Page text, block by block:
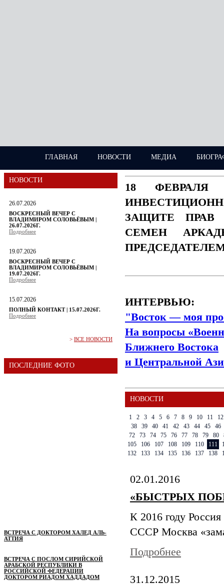
ГЛАВНАЯ НОВОСТИ МЕДИА
НОВОСТИ
26.07.2026
ВОСКРЕСНЫЙ ВЕЧЕР С
ВЛАДИМИРОМ СОЛОВЬЁВЫМ |
26.07.2026Г.
Подробнее
19.07.2026
ВОСКРЕСНЫЙ ВЕЧЕР С
ВЛАДИМИРОМ СОЛОВЬЁВЫМ |
19.07.2026Г.
Подробнее
15.07.2026
ПОЛНЫЙ КОНТАКТ | 15.07.2026Г.
Подробнее
> ВСЕ НОВОСТИ
ПОСЛЕДНИЕ ФОТО
ВСТРЕЧА С ДОКТОРОМ ХАЛЕД АЛЬ-
АТТИЯ
ВСТРЕЧА С ПОСЛОМ СИРИЙСКОЙ
АРАБСКОЙ РЕСПУБЛИКИ В
РОССИЙСКОЙ ФЕДЕРАЦИИ
ДОКТОРОМ РИАДОМ ХАДДАДОМ
18 ФЕВРАЛЯ
ЗАЩИТЕ ПРАВ
СЕМЕН
ИНТЕРВЬЮ:
"Восток — моя
На вопросы
Ближнего Востока
и Центральной
НОВОСТИ
1 2 3 4 5 6 7 8 9 10 11
12
38
39 40 41 42 43 44 45
46
72
73 74 75 76 77 78 79 80
105
106 107 108 109 110 111
132
133 134 135 136 137 138
02.01.2016
«БЫСТРЫХ
К 2016 году
СССР Москва
Подробнее
31.12.2015